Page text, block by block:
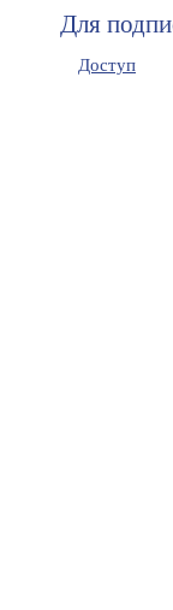
Для
Доступ